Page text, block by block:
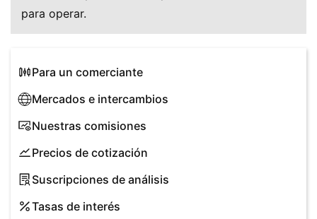
para operar.
Рara un comerciante
Mercados e intercambios
Nuestras comisiones
Precios de cotización
Suscripciones de análisis
Tasas de interés